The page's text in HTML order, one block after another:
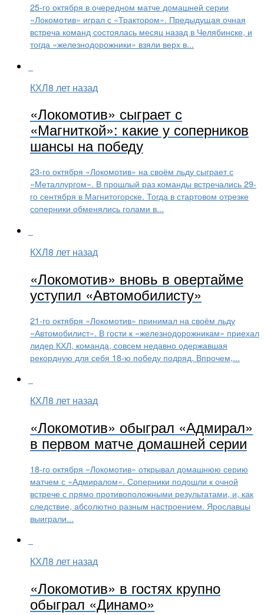
25-го октября в очередном матче домашней серии
«Локомотив» играл с «Трактором». Предыдущая очная
встреча команд состоялась месяц назад в Челябинске, и
тогда «железнодорожники» взяли верх в...
КХЛ8 лет назад
«Локомотив» сыграет с
«Магниткой»: какие у соперников
шансы на победу
23-го октября «Локомотив» на своём льду сыграет с
«Металлургом». В прошлый раз команды встречались 29-
го сентября в Магнитогорске. Тогда в стартовом отрезке
соперники обменялись голами в...
КХЛ8 лет назад
«Локомотив» вновь в овертайме
уступил «Автомобилисту»
21-го октября «Локомотив» принимал на своём льду
«Автомобилист». В гости к «железнодорожникам» приехал
лидер КХЛ, команда, совсем недавно одержавшая
рекордную для себя 18-ю победу подряд. Впрочем,...
КХЛ8 лет назад
«Локомотив» обыграл «Адмирал»
в первом матче домашней серии
18-го октября «Локомотив» открывал домашнюю серию
матчем с «Адмиралом». Соперники подошли к очной
встрече с прямо противоположными результатами, и, как
следствие, абсолютно разным настроением. Ярославцы
выиграли...
КХЛ8 лет назад
«Локомотив» в гостях крупно
обыграл «Динамо»